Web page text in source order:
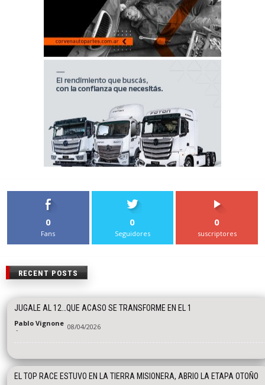
0
Fans
0
Seguidores
0
suscriptores
RECENT POSTS
JUGALE AL 12…QUE ACASO SE TRANSFORME EN EL 1
Pablo Vignone
- 08/04/2026
EL TOP RACE ESTUVO EN LA TIERRA MISIONERA, ABRIO LA ETAPA OTOÑO